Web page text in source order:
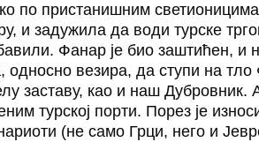
по пристанишним
и задужила да води турске
Фанар је био заштићен, и
односно везира, да ступи на
заставу, као и наш Дубровник.
турској порти. Порез је
(не само Грци, него и